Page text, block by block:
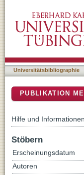
Universitätsbibliographie
PUBLIKATION
Hilfe und Informationen
Stöbern
Erscheinungsdatum
Autoren